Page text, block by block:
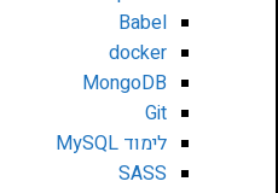
Babel
docker
MongoDB
Git
לימוד MySQL
SASS